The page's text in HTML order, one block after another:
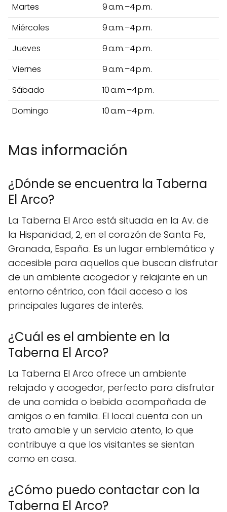
Martes
9 a.m.–4 p.m.
Miércoles
9 a.m.–4 p.m.
Jueves
9 a.m.–4 p.m.
Viernes
9 a.m.–4 p.m.
Sábado
10 a.m.–4 p.m.
Domingo
10 a.m.–4 p.m.
Mas información
¿Dónde se encuentra la Taberna
El Arco?
La Taberna El Arco está situada en la Av. de
la Hispanidad, 2, en el corazón de Santa Fe,
Granada, España. Es un lugar emblemático y
accesible para aquellos que buscan disfrutar
de un ambiente acogedor y relajante en un
entorno céntrico, con fácil acceso a los
principales lugares de interés.
¿Cuál es el ambiente en la
Taberna El Arco?
La Taberna El Arco ofrece un ambiente
relajado y acogedor, perfecto para disfrutar
de una comida o bebida acompañada de
amigos o en familia. El local cuenta con un
trato amable y un servicio atento, lo que
contribuye a que los visitantes se sientan
como en casa.
¿Cómo puedo contactar con la
Taberna El Arco?